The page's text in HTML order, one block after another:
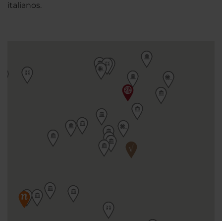
italianos.